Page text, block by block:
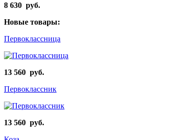
8 630 руб.
Новые товары:
Первоклассница
13 560 руб.
Первоклассник
13 560 руб.